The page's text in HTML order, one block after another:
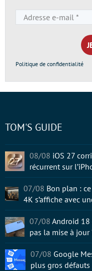
Politique de confidentialité
TOM'S GUIDE
08/08 iOS 27
récurrent sur
07/08 Bon plan :
4K s’affiche avec
07/08 Android 18
pas la mise à jour
07/08 Google
plus gros défauts